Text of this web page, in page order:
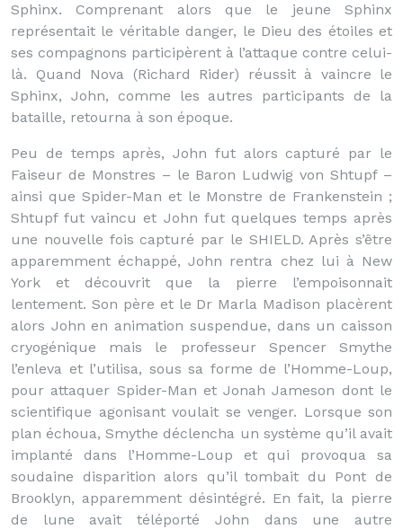
Sphinx. Comprenant alors que le jeune Sphinx
représentait le véritable danger, le Dieu des étoiles et
ses compagnons participèrent à l’attaque contre celui-
là. Quand Nova (Richard Rider) réussit à vaincre le
Sphinx, John, comme les autres participants de la
bataille, retourna à son époque.
Peu de temps après, John fut alors capturé par le
Faiseur de Monstres – le Baron Ludwig von Shtupf –
ainsi que Spider-Man et le Monstre de Frankenstein ;
Shtupf fut vaincu et John fut quelques temps après
une nouvelle fois capturé par le SHIELD. Après s’être
apparemment échappé, John rentra chez lui à New
York et découvrit que la pierre l’empoisonnait
lentement. Son père et le Dr Marla Madison placèrent
alors John en animation suspendue, dans un caisson
cryogénique mais le professeur Spencer Smythe
l’enleva et l’utilisa, sous sa forme de l’Homme-Loup,
pour attaquer Spider-Man et Jonah Jameson dont le
scientifique agonisant voulait se venger. Lorsque son
plan échoua, Smythe déclencha un système qu’il avait
implanté dans l’Homme-Loup et qui provoqua sa
soudaine disparition alors qu’il tombait du Pont de
Brooklyn, apparemment désintégré. En fait, la pierre
de lune avait téléporté John dans une autre